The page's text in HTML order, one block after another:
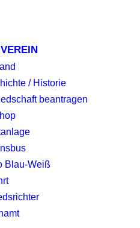
/ Historie
beantragen
Blau-Weiß